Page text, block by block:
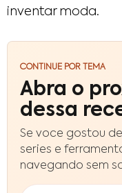
inventar moda.
CONTINUE POR TEMA
Abra o
dessa
Se voce gostou
series e
navegando sem